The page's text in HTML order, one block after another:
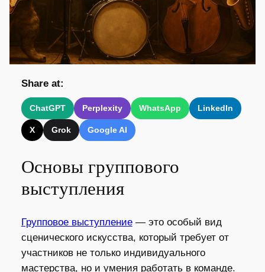
Share at:
ChatGPT Perplexity WhatsApp LinkedIn
X Grok Google AI
Основы группового
выступления
Групповое выступление— это особый вид
сценического искусства, который требует от
участников не только индивидуального
мастерства, но и умения работать в команде.